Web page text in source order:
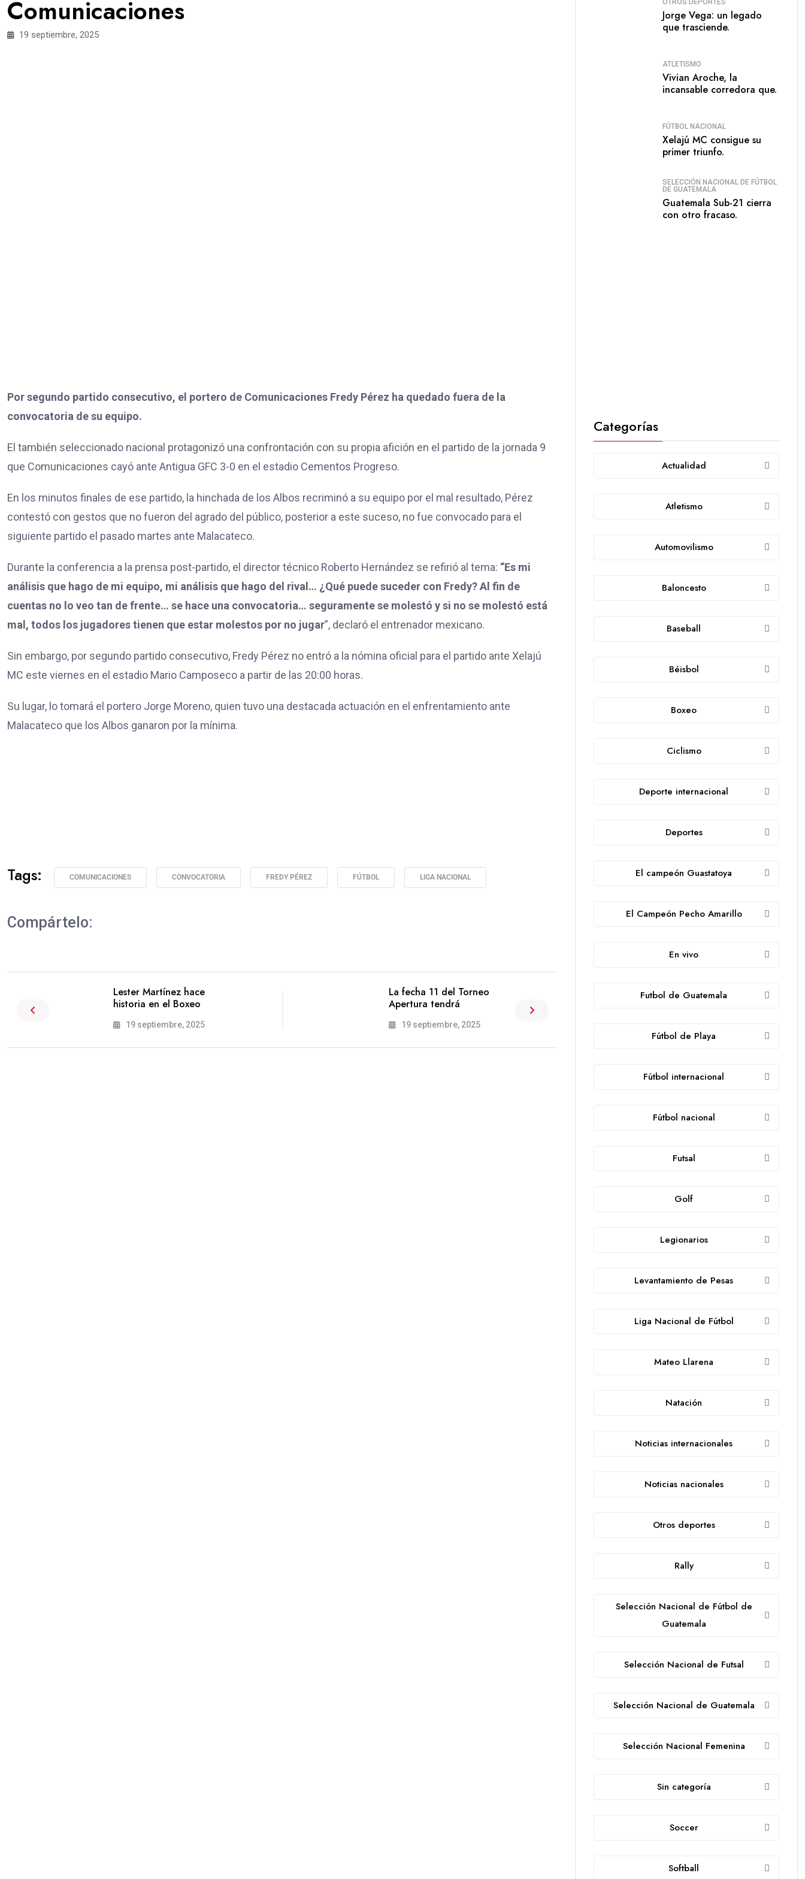
Comunicaciones
19 septiembre, 2025
Por segundo partido consecutivo, el portero de Comunicaciones Fredy Pérez ha quedado fuera de la
convocatoria de su equipo.
El también seleccionado nacional protagonizó una confrontación con su propia afición en el partido de la jornada 9
que Comunicaciones cayó ante Antigua GFC 3-0 en el estadio Cementos Progreso.
En los minutos finales de ese partido, la hinchada de los Albos recriminó a su equipo por el mal resultado, Pérez
contestó con gestos que no fueron del agrado del público, posterior a este suceso, no fue convocado para el
siguiente partido el pasado martes ante Malacateco.
Durante la conferencia a la prensa post-partido, el director técnico Roberto Hernández se refirió al tema: “Es mi
análisis que hago de mi equipo, mi análisis que hago del rival… ¿Qué puede suceder con Fredy? Al fin de
cuentas no lo veo tan de frente… se hace una convocatoria… seguramente se molestó y si no se molestó está
mal, todos los jugadores tienen que estar molestos por no jugar”, declaró el entrenador mexicano.
Sin embargo, por segundo partido consecutivo, Fredy Pérez no entró a la nómina oficial para el partido ante Xelajú
MC este viernes en el estadio Mario Camposeco a partir de las 20:00 horas.
Su lugar, lo tomará el portero Jorge Moreno, quien tuvo una destacada actuación en el enfrentamiento ante
Malacateco que los Albos ganaron por la mínima.
Tags: COMUNICACIONES CONVOCATORIA FREDY PÉREZ FÚTBOL LIGA NACIONAL
Compártelo:
Lester Martínez hace
historia en el Boxeo
19 septiembre, 2025
La fecha 11 del Torneo
Apertura tendrá
19 septiembre, 2025
Jorge Vega: un legado
que trasciende.
ATLETISMO
Vivian Aroche, la
incansable corredora que.
FÚTBOL NACIONAL
Xelajú MC consigue su
primer triunfo.
SELECCIÓN NACIONAL DE FÚTBOL
DE GUATEMALA
Guatemala Sub-21 cierra
con otro fracaso.
Categorías
Actualidad
Atletismo
Automovilismo
Baloncesto
Baseball
Béisbol
Boxeo
Ciclismo
Deporte internacional
Deportes
El campeón Guastatoya
El Campeón Pecho Amarillo
En vivo
Futbol de Guatemala
Fútbol de Playa
Fútbol internacional
Fútbol nacional
Futsal
Golf
Legionarios
Levantamiento de Pesas
Liga Nacional de Fútbol
Mateo Llarena
Natación
Noticias internacionales
Noticias nacionales
Otros deportes
Rally
Selección Nacional de Fútbol de
Guatemala
Selección Nacional de Futsal
Selección Nacional de Guatemala
Selección Nacional Femenina
Sin categoría
Soccer
Softball